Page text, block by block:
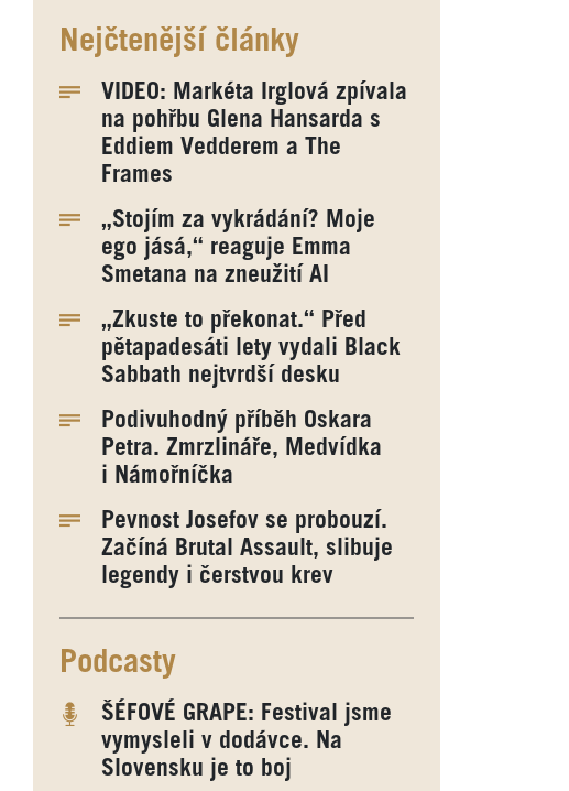
Nejčtenější články
VIDEO: Markéta Irglová zpívala
na pohřbu Glena Hansarda s
Eddiem Vedderem a The
Frames
„Stojím za vykrádání? Moje
ego jásá,“ reaguje Emma
Smetana na zneužití AI
„Zkuste to překonat.“ Před
pětapadesáti lety vydali Black
Sabbath nejtvrdší desku
Podivuhodný příběh Oskara
Petra. Zmrzlináře, Medvídka
i Námořníčka
Pevnost Josefov se probouzí.
Začíná Brutal Assault, slibuje
legendy i čerstvou krev
Podcasty
ŠÉFOVÉ GRAPE: Festival jsme
vymysleli v dodávce. Na
Slovensku je to boj